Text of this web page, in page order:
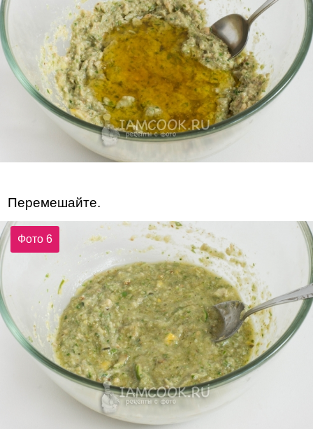
Перемешайте.
Фото 6